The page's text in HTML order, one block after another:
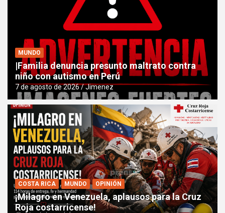
MUNDO
|Familia denuncia presunto maltrato contra
niño con autismo en Perú
7 de agosto de 2026 Jimenez
COSTA RICA MUNDO OPINIÓN
¡Milagro en Venezuela, aplausos para la Cruz
Roja costarricense!